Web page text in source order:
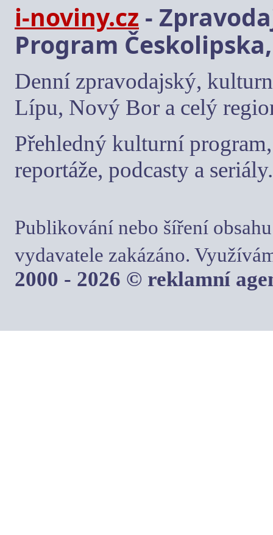
i-noviny.cz -
Program
Denní zpravodajský,
Lípu, Nový Bor a celý
Přehledný kulturní
reportáže, podcasty a seriály.
Publikování nebo šíření
vydavatele zakázáno.
2000 - 2026 © reklamní